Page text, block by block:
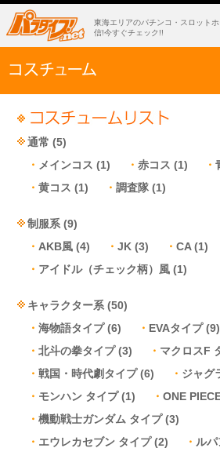
東海エリアのパチンコ・スロット
信!今すぐチェック!!
通常 (5)
メインコス (1) 赤コス (1)
黄コス (1) 調査隊 (1)
制服系 (9)
AKB風 (4) JK (3) CA(1)
アイドル（チェック柄）風 (1)
キャラクター系 (50)
海物語タイプ(6) EVAタイプ(9)
北斗の拳タイプ(3) マクロスF
戦国・時代劇タイプ(6) ジャグ
モンハン タイプ(1) ONE
機動戦士ガンダム タイプ(3)
エウレカセブン タイプ(2) ル